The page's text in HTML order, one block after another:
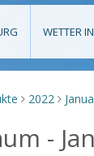
WETTER
> 2022 >
-